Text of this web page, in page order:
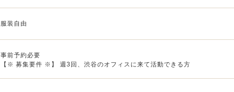
服装自由
事前予約必要
【※ 募集要件 ※】 週3回、渋谷のオフィスに来て活動できる方